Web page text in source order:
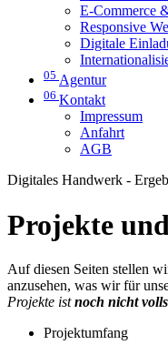
E-Commerce
Responsive
Digitale
05 Agentur
06 Kontakt
Impressum
Anfahrt
AGB
Digitales Handwerk -
Projekte
Auf diesen Seiten stellen
anzusehen, was wir für
Projekte istnoch nicht
Projektumfang